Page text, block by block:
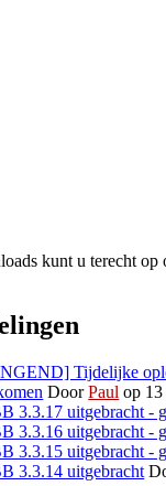
kunt u terecht op
Tijdelijke
DoorPaul op
3.3.17 uitgebracht -
3.3.16 uitgebracht -
3.3.15 uitgebracht -
3.3.14 uitgebracht